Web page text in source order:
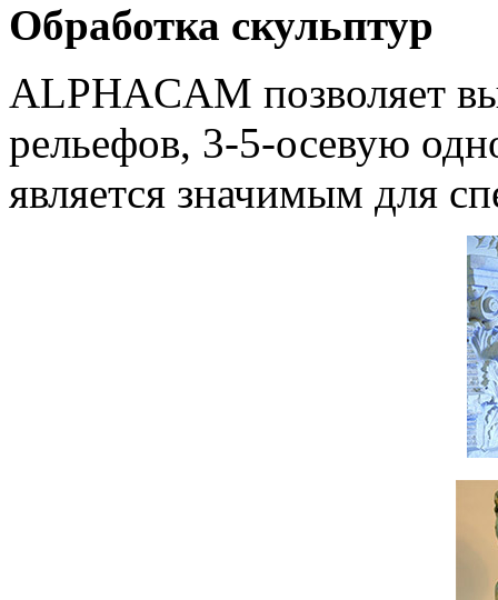
Обработка скульптур
ALPHACAM позволяет
рельефов, 3-5-осевую
является значимым для